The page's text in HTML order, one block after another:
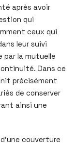
après avoir
qui
ceux qui
leur suivi
la mutuelle
Dans ce
précisément
de conserver
ainsi une
couverture